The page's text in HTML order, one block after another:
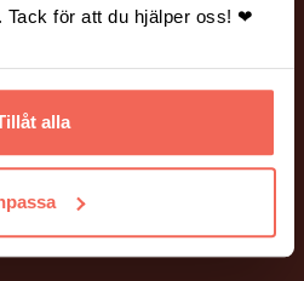
för att du hjälper oss! ❤
alla
som har ställt upp som modeller!